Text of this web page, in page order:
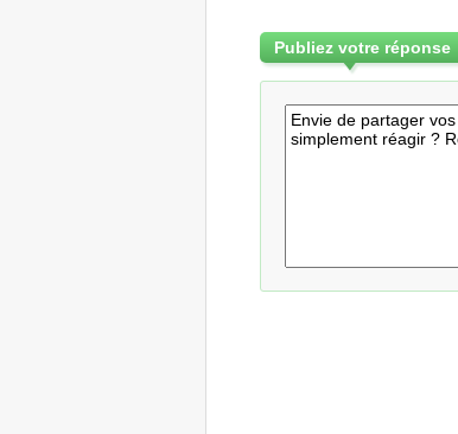
Publiez votre réponse